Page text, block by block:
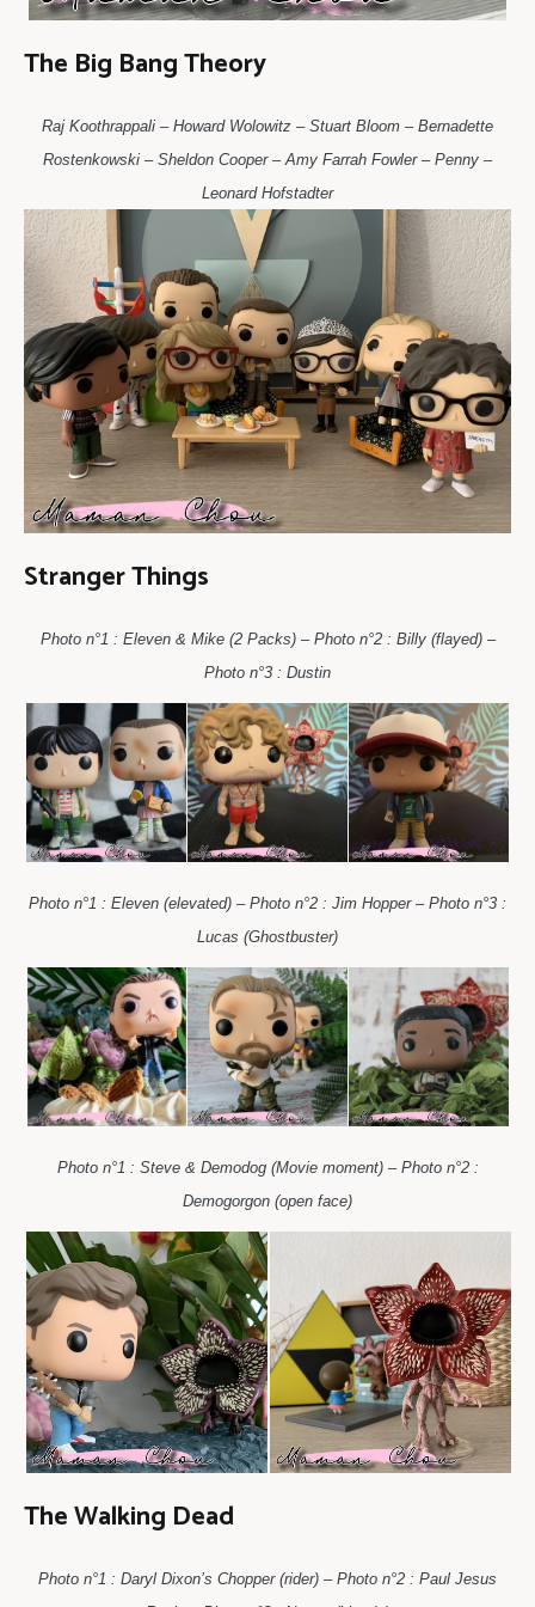
The Big Bang Theory
Raj Koothrappali – Howard Wolowitz – Stuart Bloom – Bernadette
Rostenkowski – Sheldon Cooper – Amy Farrah Fowler – Penny –
Leonard Hofstadter
Stranger Things
Photo n°1 : Eleven & Mike (2 Packs) – Photo n°2 : Billy (flayed) –
Photo n°3 : Dustin
Photo n°1 : Eleven (elevated) – Photo n°2 : Jim Hopper – Photo n°3 :
Lucas (Ghostbuster)
Photo n°1 : Steve & Demodog (Movie moment) – Photo n°2 :
Demogorgon (open face)
The Walking Dead
Photo n°1 : Daryl Dixon’s Chopper (rider) – Photo n°2 : Paul Jesus